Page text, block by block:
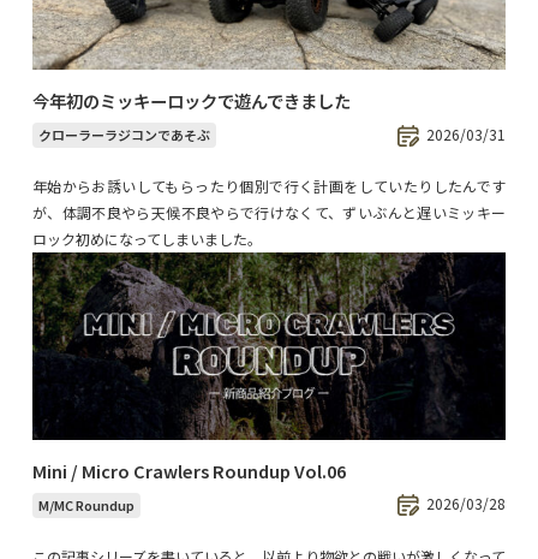
今年初のミッキーロックで遊んできました
クローラーラジコンであそぶ 2026/03/31
年始からお誘いしてもらったり個別で行く計画をしていたりしたんです
が、体調不良やら天候不良やらで行けなくて、ずいぶんと遅いミッキー
ロック初めになってしまいました。
Mini / Micro Crawlers Roundup Vol.06
M/MC Roundup 2026/03/28